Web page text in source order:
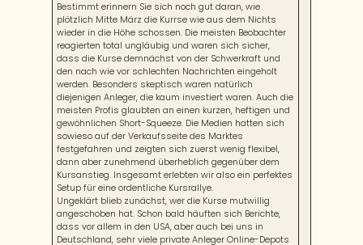
Bestimmt erinnern Sie sich noch gut daran, wie
plötzlich Mitte März die Kurrse wie aus dem Nichts
wieder in die Höhe schossen. Die meisten Beobachter
reagierten total ungläubig und waren sich sicher,
dass die Kurse demnächst von der Schwerkraft und
den nach wie vor schlechten Nachrichten eingeholt
werden. Besonders skeptisch waren natürlich
diejenigen Anleger, die kaum investiert waren. Auch die
meisten Profis glaubten an einen kurzen, heftigen und
gewöhnlichen Short-Squeeze. Die Medien hatten sich
sowieso auf der Verkaufsseite des Marktes
festgefahren und zeigten sich zuerst wenig flexibel,
dann aber zunehmend überheblich gegenüber dem
Kursanstieg. Insgesamt erlebten wir also ein perfektes
Setup für eine ordentliche Kursrallye.
Ungeklärt blieb zunächst, wer die Kurse mutwillig
angeschoben hat. Schon bald häuften sich Berichte,
dass vor allem in den USA, aber auch bei uns in
Deutschland, sehr viele private Anleger Online-Depots